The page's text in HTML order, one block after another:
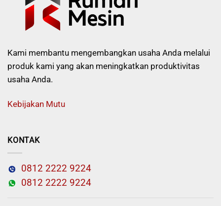
Kami membantu mengembangkan usaha Anda melalui
produk kami yang akan meningkatkan produktivitas
usaha Anda.
Kebijakan Mutu
KONTAK
0812 2222 9224
0812 2222 9224